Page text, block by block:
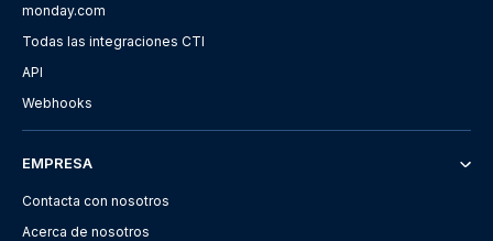
monday.com
Todas las integraciones CTI
API
Webhooks
EMPRESA
Contacta con nosotros
Acerca de nosotros